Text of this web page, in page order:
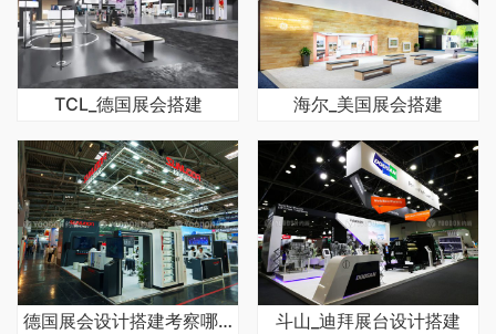
TCL_德国展会搭建 海尔_美国展会搭建
德国展会设计搭建考察哪些方面 斗山_迪拜展台设计搭建